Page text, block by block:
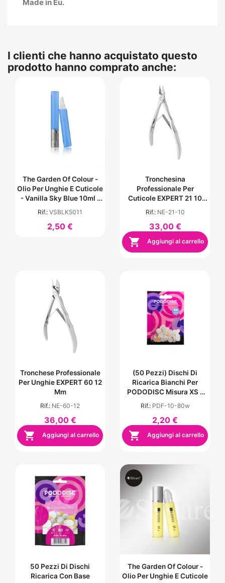
Made in Eu.
I clienti che hanno acquistato questo
prodotto hanno comprato anche:
The Garden Of Colour -
Olio Per Unghie E Cuticole
- Vanilla Sky Blue 10ml -
Rif.: VSBLK5011
2,50 €
Tronchesina
Professionale Per
Cuticole EXPERT 21 10
Rif.: NE-21-10
33,00 €
 Aggiungi al carrello
Tronchese Professionale
Per Unghie EXPERT 60 12
Mm
Rif.: NE-60-12
36,00 €
 Aggiungi al carrello
(50 Pezzi) Dischi Di
Ricarica Bianchi Per
PODODISC Misura XS -
Rif.: PDF-10-80w
2,20 €
 Aggiungi al carrello
50 Pezzi Di Dischi
Ricarica Con Base
The Garden Of Colour -
Olio Per Unghie E Cuticole